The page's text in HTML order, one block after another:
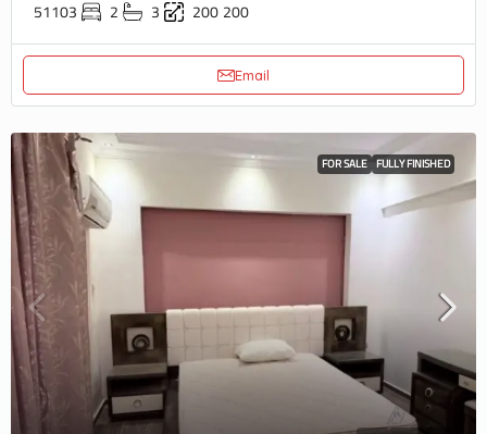
51103 2 3 200200
Email
FOR SALE FULLY FINISHED